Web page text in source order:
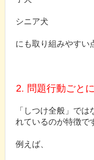
シニア犬
にも取り組みやすい
2. 問題行動ごと
「しつけ全般」で
れているのが特徴で
例えば、